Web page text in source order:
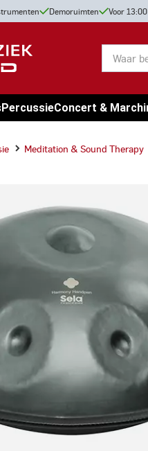
Demoruimten Voor
PercussieConcert &
Meditation & Sound Therapy